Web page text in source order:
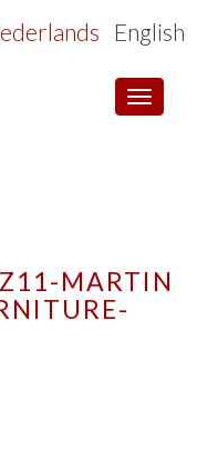
Toggle
English
MARTIN